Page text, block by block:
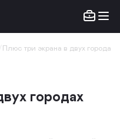
Плюс три экрана в двух городах
городах